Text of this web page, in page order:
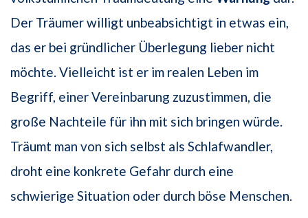
Der Träumer willigt unbeabsichtigt in etwas ein,
das er bei gründlicher Überlegung lieber nicht
möchte. Vielleicht ist er im realen Leben im
Begriff, einer Vereinbarung zuzustimmen, die
große Nachteile für ihn mit sich bringen würde.
Träumt man von sich selbst als Schlafwandler,
droht eine konkrete Gefahr durch eine
schwierige Situation oder durch böse Menschen.